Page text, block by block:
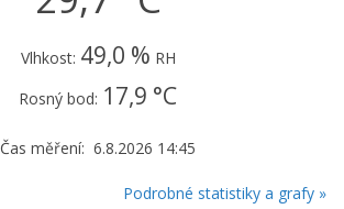
Vlhkost: 49,0 % RH
Rosný bod: 17,9 °C
Čas měření: 6.8.2026 14:45
Podrobné statistiky a grafy »